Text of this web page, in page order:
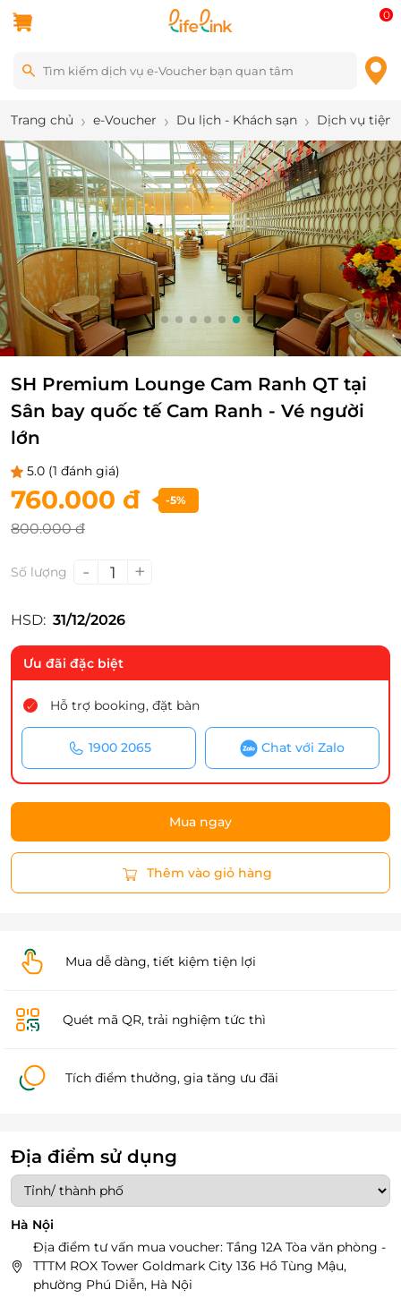
0
Trang chủ e-Voucher Du lịch - Khách sạn Dịch vụ tiện
10/12
SH Premium Lounge Cam Ranh QT tại
Sân bay quốc tế Cam Ranh - Vé người
lớn
5.0 (1 đánh giá)
760.000 đ -5%
800.000 đ
Số lượng - 1 +
HSD: 31/12/2026
Ưu đãi đặc biệt
Hỗ trợ booking, đặt bàn
1900 2065 Chat với Zalo
Mua ngay
Thêm vào giỏ hàng
Mua dễ dàng, tiết kiệm tiện lợi
Quét mã QR, trải nghiệm tức thì
Tích điểm thưởng, gia tăng ưu đãi
Địa điểm sử dụng
Hà Nội
Địa điểm tư vấn mua voucher: Tầng 12A Tòa văn phòng -
TTTM ROX Tower Goldmark City 136 Hồ Tùng Mậu,
phường Phú Diễn, Hà Nội